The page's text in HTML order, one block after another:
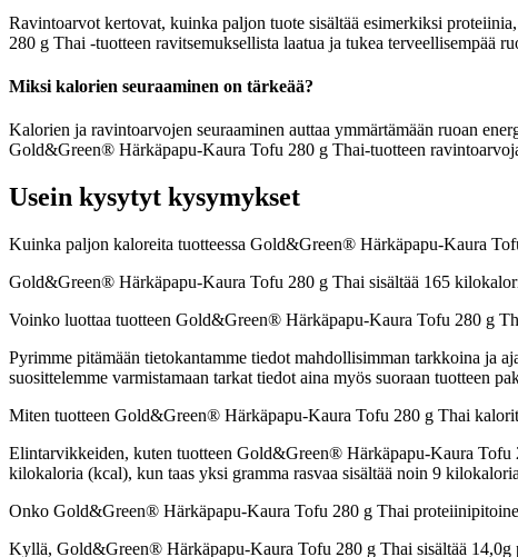
Ravintoarvot kertovat, kuinka paljon tuote sisältää esimerkiksi
280 g Thai -tuotteen ravitsemuksellista laatua ja tukea terveellisempää
Miksi kalorien seuraaminen on tärkeää?
Kalorien ja ravintoarvojen seuraaminen auttaa ymmärtämään ruoan
Gold&Green® Härkäpapu-Kaura Tofu 280 g Thai-tuotteen
Usein kysytyt kysymykset
Kuinka paljon kaloreita tuotteessa Gold&Green® Härkäpapu-Kaura
Gold&Green® Härkäpapu-Kaura Tofu 280 g Thai sisältää 165
Voinko luottaa tuotteen Gold&Green® Härkäpapu-Kaura Tofu 280 g
Pyrimme pitämään tietokantamme tiedot mahdollisimman tarkkoina ja
suosittelemme varmistamaan tarkat tiedot aina myös suoraan tuotteen
Miten tuotteen Gold&Green® Härkäpapu-Kaura Tofu 280 g Thai
Elintarvikkeiden, kuten tuotteen Gold&Green® Härkäpapu-Kaura Tofu
kilokaloria (kcal), kun taas yksi gramma rasvaa sisältää noin 9
Onko Gold&Green® Härkäpapu-Kaura Tofu 280 g Thai
Kyllä, Gold&Green® Härkäpapu-Kaura Tofu 280 g Thai sisältää 14,0g